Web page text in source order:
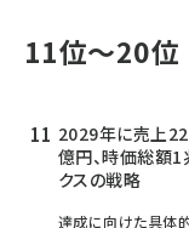
11位～20位
2029年に売上
億円、時価総額
クスの戦略
達成に向けた具体的